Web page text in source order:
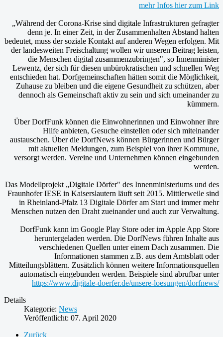
mehr Infos hier zum Link
„Während der Corona-Krise sind digitale Infrastrukturen gefragter
denn je. In einer Zeit, in der Zusammenhalten Abstand halten
bedeutet, muss der soziale Kontakt auf anderen Wegen erfolgen. Mit
der landesweiten Freischaltung wollen wir unseren Beitrag leisten,
die Menschen digital zusammenzubringen", so Innenminister
Lewentz, der sich für diesen unbürokratischen und schnellen Weg
entschieden hat. Dorfgemeinschaften hätten somit die Möglichkeit,
Zuhause zu bleiben und die eigene Gesundheit zu schützen, aber
dennoch als Gemeinschaft aktiv zu sein und sich umeinander zu
kümmern.
Über DorfFunk können die Einwohnerinnen und Einwohner ihre
Hilfe anbieten, Gesuche einstellen oder sich miteinander
austauschen. Über die DorfNews können Bürgerinnen und Bürger
mit aktuellen Meldungen, zum Beispiel von ihrer Kommune,
versorgt werden. Vereine und Unternehmen können eingebunden
werden.
Das Modellprojekt „Digitale Dörfer" des Innenministeriums und des
Fraunhofer IESE in Kaiserslautern läuft seit 2015. Mittlerweile sind
in Rheinland-Pfalz 13 Digitale Dörfer am Start und immer mehr
Menschen nutzen den Draht zueinander und auch zur Verwaltung.
DorfFunk kann im Google Play Store oder im Apple App Store
heruntergeladen werden. Die DorfNews führen Inhalte aus
verschiedenen Quellen unter einem Dach zusammen. Die
Informationen stammen z.B. aus dem Amtsblatt oder
Mitteilungsblättern. Zusätzlich können weitere Informationsquellen
automatisch eingebunden werden. Beispiele sind abrufbar unter
https://www.digitale-doerfer.de/unsere-loesungen/dorfnews/
Details
Kategorie: News
Veröffentlicht: 07. April 2020
Zurück